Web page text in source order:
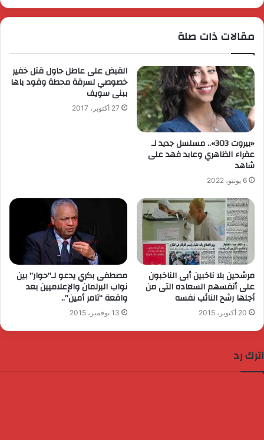
مقالات ذات صلة
«بيروت 303».. مسلسل جديد لـ
عفراء الظاهري وعابد فهد على
شاهد
6 يونيو، 2022
القبض على عاطل حاول قتل خفير
خصوصي لسرقة محطة وقود باها
ببنى سويف
27 أكتوبر، 2017
مرشحين بلا ناخبين أبى الناخبون
على أنفسهم السعاده التى من
أجلها رشح النائب نفسه
20 أكتوبر، 2015
مصطفى بكري يدعو لـ”حوار” بين
نواب البرلمان والإعلاميين بعد
واقعة “تامر أمين”..
13 نوفمبر، 2015
اترك رد